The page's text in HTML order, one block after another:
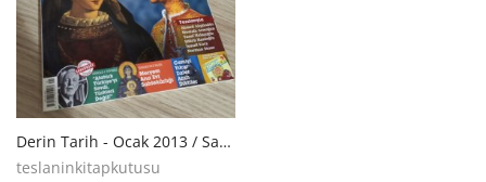
Derin Tarih - Ocak 2013 / Sayı 010
teslaninkitapkutusu